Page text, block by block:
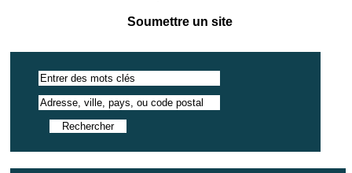
Soumettre un site